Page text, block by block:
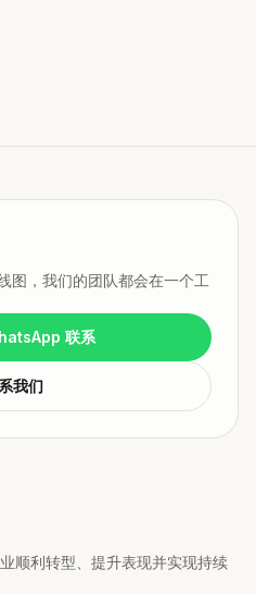
图，我们的团队都会在一个工
联系
我们
顺利转型、提升表现并实现持续